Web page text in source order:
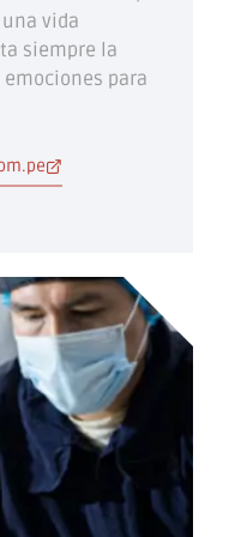
vida
siempre la
para